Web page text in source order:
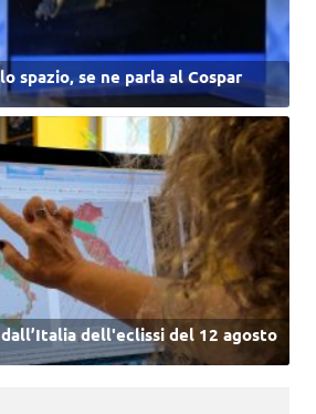
spazio, se ne parla al Cospar
dell'eclissi del 12 agosto